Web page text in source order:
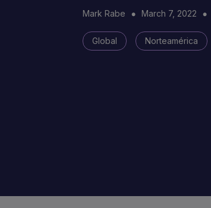
Mark Rabe March 7, 2022
Global Norteamérica